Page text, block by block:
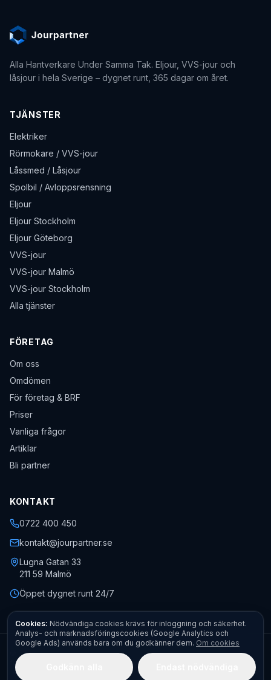
Alla Hantverkare Under Samma Tak. Eljour, VVS-jour och
låsjour i hela Sverige – dygnet runt, 365 dagar om året.
TJÄNSTER
Elektriker
Rörmokare / VVS-jour
Låssmed / Låsjour
Spolbil / Avloppsrensning
Eljour
Eljour Stockholm
Eljour Göteborg
VVS-jour
VVS-jour Malmö
VVS-jour Stockholm
Alla tjänster
FÖRETAG
Om oss
Omdömen
För företag & BRF
Priser
Vanliga frågor
Artiklar
Bli partner
KONTAKT
0722 400 450
kontakt@jourpartner.se
Lugna Gatan 33
211 59 Malmö
Öppet dygnet runt 24/7
2026 Jourpartner AB· Org.nr559451-0470· Alla rättigheter
förbehållna.
Kontakt
Fota felet – få pris direkt
Allmänna villkor
Cookies: Nödvändiga cookies krävs för inloggning och säkerhet.
Analys- och marknadsföringscookies (Google Analytics och
Google Ads) används bara om du godkänner dem. Om cookies